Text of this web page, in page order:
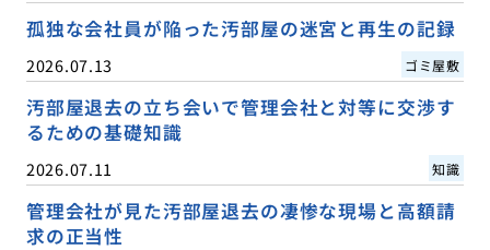
孤独な会社員が陥った汚部屋の迷宮と再生の記録
2026.07.13 ゴミ屋敷
汚部屋退去の立ち会いで管理会社と対等に交渉す
るための基礎知識
2026.07.11 知識
管理会社が見た汚部屋退去の凄惨な現場と高額請
求の正当性